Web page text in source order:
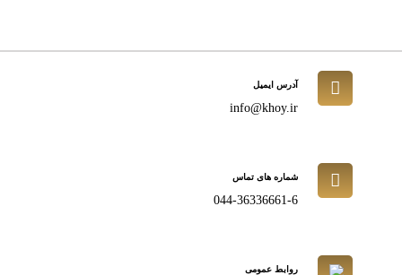
آدرس ایمیل
info@khoy.ir
شماره های تماس
044-36336661-6
روابط عمومی